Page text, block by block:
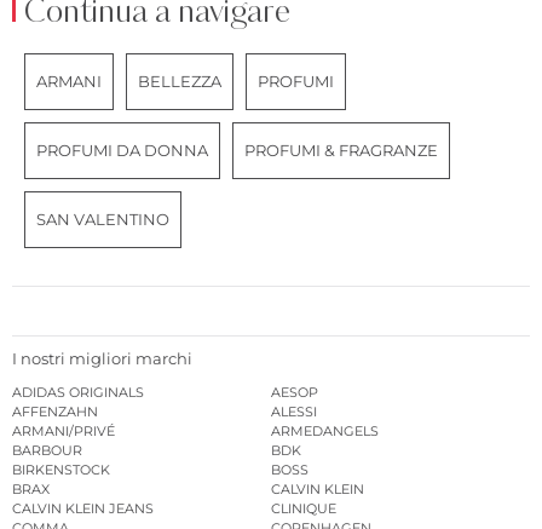
Continua a navigare
ARMANI BELLEZZA PROFUMI
PROFUMI DA DONNA PROFUMI & FRAGRANZE
SAN VALENTINO
I nostri migliori marchi
ADIDAS ORIGINALS
AESOP
AFFENZAHN
ALESSI
ARMANI/PRIVÉ
ARMEDANGELS
BARBOUR
BDK
BIRKENSTOCK
BOSS
BRAX
CALVIN KLEIN
CALVIN KLEIN JEANS
CLINIQUE